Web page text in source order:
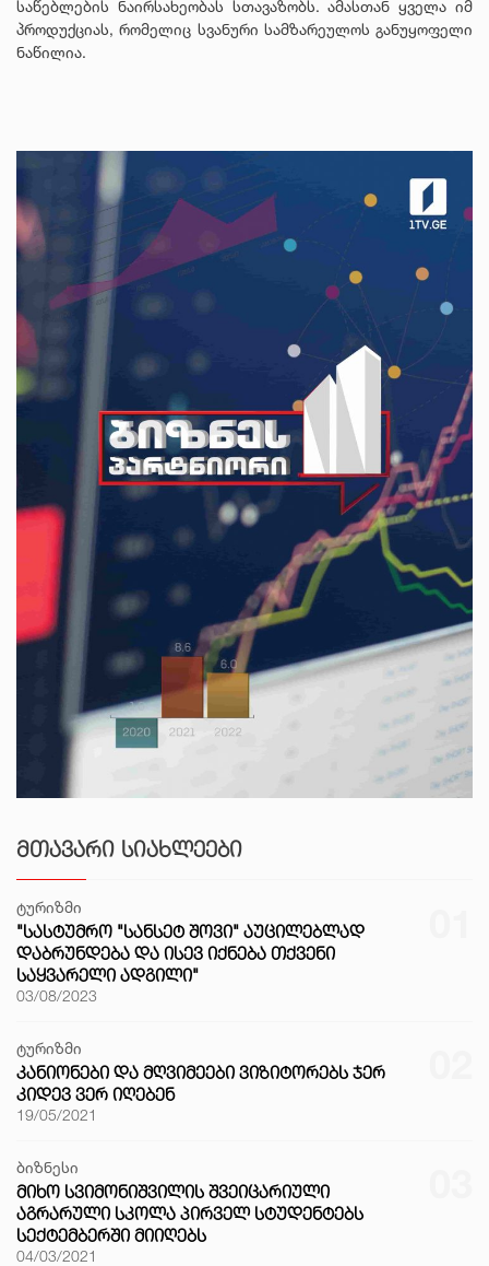
საწებლების ნაირსახეობას სთავაზობს. ამასთან ყველა იმ
პროდუქციას, რომელიც სვანური სამზარეულოს განუყოფელი
ნაწილია.
ᲛᲗᲐᲕᲐᲠᲘ ᲡᲘᲐᲮᲚᲔᲔᲑᲘ
ტურიზმი
"ᲡᲐᲡᲢᲣᲛᲠᲝ "ᲡᲐᲜᲡᲔᲢ ᲨᲝᲕᲘ" ᲐᲣᲪᲘᲚᲔᲑᲚᲐᲓ
ᲓᲐᲑᲠᲣᲜᲓᲔᲑᲐ ᲓᲐ ᲘᲡᲔᲕ ᲘᲥᲜᲔᲑᲐ ᲗᲥᲕᲔᲜᲘ
ᲡᲐᲧᲕᲐᲠᲔᲚᲘ ᲐᲓᲒᲘᲚᲘ"
03/08/2023
ტურიზმი
ᲙᲐᲜᲘᲝᲜᲔᲑᲘ ᲓᲐ ᲛᲦᲕᲘᲛᲔᲔᲑᲘ ᲕᲘᲖᲘᲢᲝᲠᲔᲑᲡ ᲯᲔᲠ
ᲙᲘᲓᲔᲕ ᲕᲔᲠ ᲘᲦᲔᲑᲔᲜ
19/05/2021
ბიზნესი
ᲛᲘᲮᲝ ᲡᲕᲘᲛᲝᲜᲘᲨᲕᲘᲚᲘᲡ ᲨᲕᲔᲘᲪᲐᲠᲘᲣᲚᲘ
ᲐᲒᲠᲐᲠᲣᲚᲘ ᲡᲙᲝᲚᲐ ᲞᲘᲠᲕᲔᲚ ᲡᲢᲣᲓᲔᲜᲢᲔᲑᲡ
ᲡᲔᲥᲢᲔᲛᲑᲔᲠᲨᲘ ᲛᲘᲘᲦᲔᲑᲡ
04/03/2021